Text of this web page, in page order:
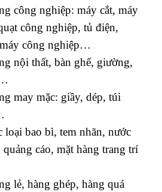
công nghiệp: máy cắt, máy
công nghiệp, tủ điện,
công nghiệp…
nội thất, bàn ghế, giường,
may mặc: giầy, dép, túi
loại bao bì, tem nhãn, nước
cáo, mặt hàng trang trí
lẻ, hàng ghép, hàng quá